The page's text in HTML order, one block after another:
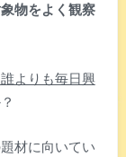
象物をよく観察
よりも毎日興
材に向いてい